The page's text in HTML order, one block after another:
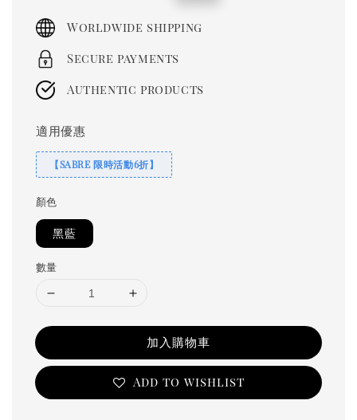
Worldwide shipping
Secure payments
Authentic products
適用優惠
【SABRE 限時活動6折】
顏色
黑藍
數量
加入購物車
Add to wishlist